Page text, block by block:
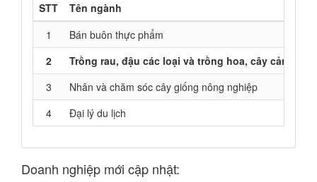
STT Tên ngành
1
Bán buôn thực phẩm
2
Trồng rau, đậu các loại và trồng hoa, cây cảnh
3
Nhân và chăm sóc cây giống nông nghiệp
4
Đại lý du lịch
Doanh nghiệp mới cập nhật: